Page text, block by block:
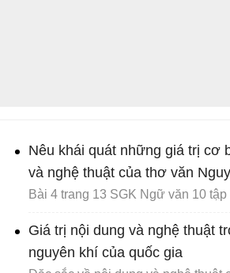
Nêu khái quát những giá trị cơ
và nghệ thuật của thơ văn
Bài 4 trang 13 SGK Ngữ văn 10 tập
Giá trị nội dung và nghệ thuật
nguyên khí của quốc gia